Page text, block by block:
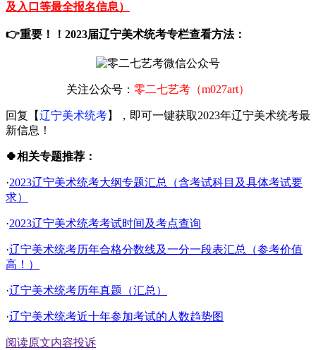
及入口等最全报名信息）
👉重要！！2023届辽宁美术统考专栏查看方法：
关注公众号： 零二七艺考（m027art）
回复【辽宁美术统考】，即可一键获取2023年辽宁美术统考最
新信息！
🍀相关专题推荐：
·2023辽宁美术统考大纲专题汇总（含考试科目及具体考试要
求）
·2023辽宁美术统考考试时间及考点查询
·辽宁美术统考历年合格分数线及一分一段表汇总（参考价值
高！）
·辽宁美术统考历年真题（汇总）
·辽宁美术统考近十年参加考试的人数趋势图
阅读原文内容投诉